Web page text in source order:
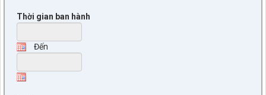
Thời gian ban hành
Đến